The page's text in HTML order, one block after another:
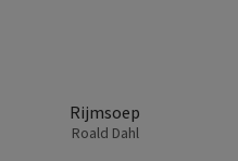
Rijmsoep
Roald Dahl